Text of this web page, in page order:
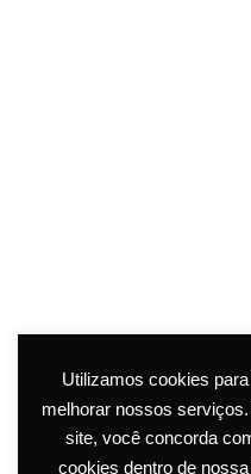
Utilizamos cookies
melhorar nossos
site, você concorda
cookies dentro de